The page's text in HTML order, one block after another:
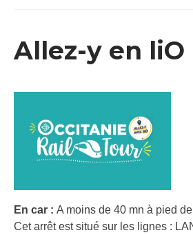
Allez-y en liO
En car : A moins de 40 mn à pied
Cet arrêt est situé sur les lignes :